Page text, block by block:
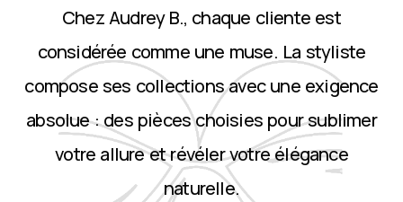
Chez Audrey B., chaque cliente est
considérée comme une muse. La styliste
compose ses collections avec une exigence
absolue : des pièces choisies pour sublimer
votre allure et révéler votre élégance
naturelle.